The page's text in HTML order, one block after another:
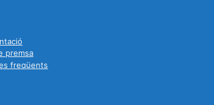
premsa
freqüents